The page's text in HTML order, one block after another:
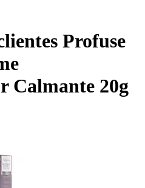
Profuse
Calmante 20g